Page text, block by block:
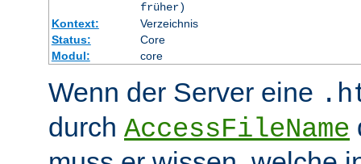
früher)
Kontext:
Verzeichnis
Status:
Core
Modul:
core
Wenn der Server eine
durch AccessFileName